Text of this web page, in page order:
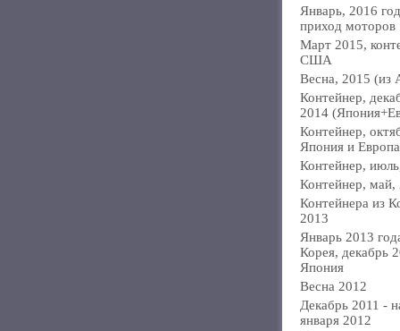
Январь, 2016
приход моторов
Март 2015,
США
Весна, 2015 (из
Контейнер,
2014
Контейнер,
Япония и
Контейнер,
Контейнер, май,
Контейнера из
2013
Январь 2013
Корея, декабрь
Япония
Весна 2012
Декабрь 2011 -
января 2012